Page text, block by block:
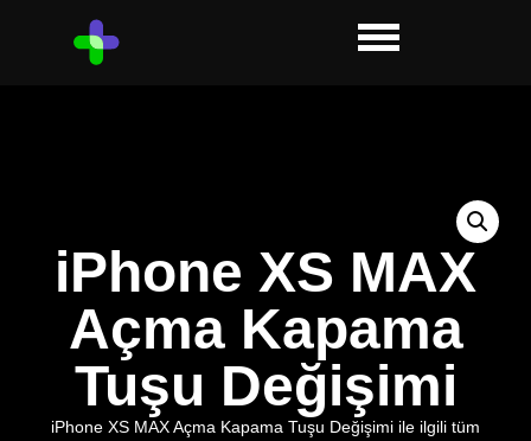
iPhone XS MAX
Açma Kapama
Tuşu Değişimi
iPhone XS MAX Açma Kapama Tuşu Değişimi ile ilgili tüm